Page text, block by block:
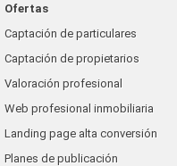
Ofertas
Captación de particulares
Captación de propietarios
Valoración profesional
Web profesional inmobiliaria
Landing page alta conversión
Planes de publicación